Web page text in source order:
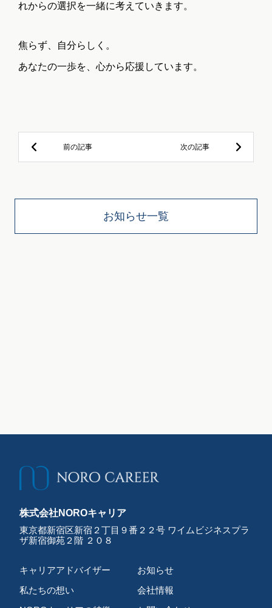
れからの選択を一緒に考えていきます。
焦らず、自分らしく。
あなたの一歩を、心から応援しています。
お知らせ一覧
株式会社NOROキャリア
東京都新宿区新宿２丁目９番２２号 ワイムビジネスプラ
ザ新宿御苑２階 ２０８
キャリアアドバイザー
私たちの想い
お知らせ
会社情報